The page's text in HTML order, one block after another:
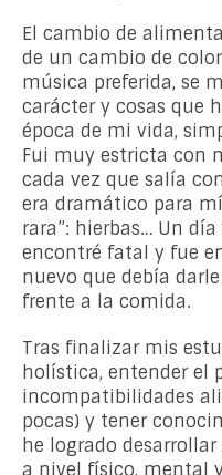
El cambio de
de un cambio de
música preferida, se
carácter y cosas que
época de mi vida,
Fui muy estricta con
cada vez que salía
era dramático para
rara”: hierbas… Un
encontré fatal y fue
nuevo que debía
frente a la comida.
Tras finalizar mis
holística, entender el
incompatibilidades
pocas) y tener
he logrado
a nivel físico, mental